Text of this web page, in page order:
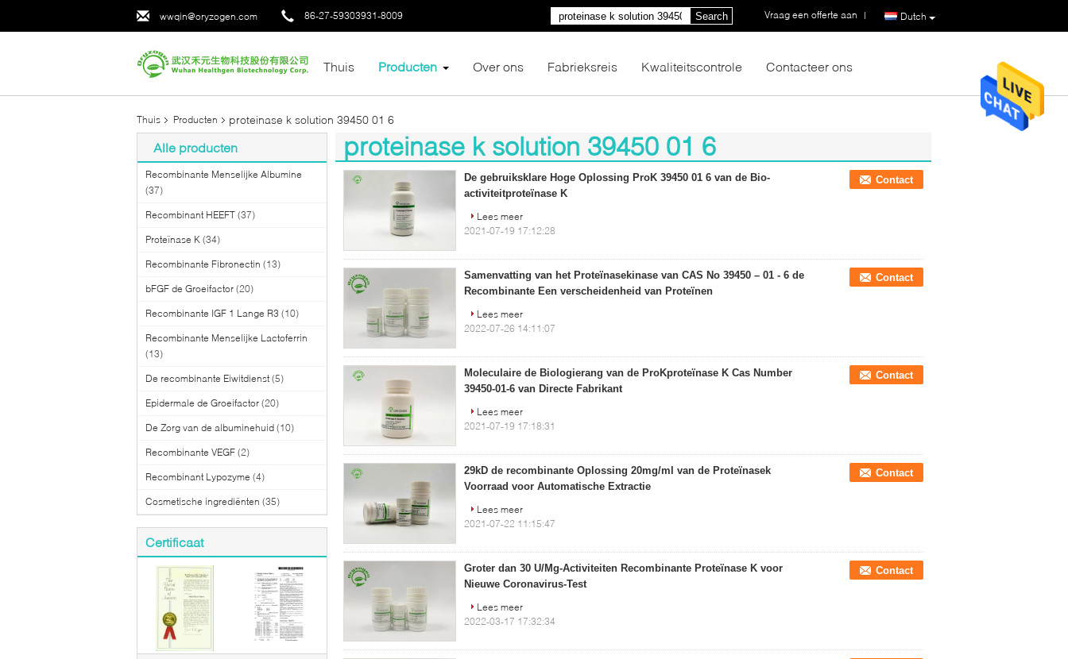
wwqin@oryzogen.com 86-27-59303931-8009 Dutch
Vraag een offerte aan |
Search
Thuis Producten Over ons Fabrieksreis Kwaliteitscontrole Contacteer ons
Thuis Producten proteinase k solution 39450 01 6
Alle producten
Recombinante Menselijke Albumine
(37)
Recombinant HEEFT (37)
Proteïnase K (34)
Recombinante Fibronectin (13)
bFGF de Groeifactor (20)
Recombinante IGF 1 Lange R3 (10)
Recombinante Menselijke Lactoferrin
(13)
De recombinante Eiwitdienst (5)
Epidermale de Groeifactor (20)
De Zorg van de albuminehuid (10)
Recombinante VEGF (2)
Recombinant Lypozyme (4)
Cosmetische ingrediënten (35)
Certificaat
proteinase k solution 39450 01 6
(9)
De gebruiksklare Hoge Oplossing ProK 39450 01 6 van de Bio-
activiteitproteïnase K
Contact
Lees meer
2021-07-19 17:12:28
Samenvatting van het Proteïnasekinase van CAS No 39450 – 01 - 6 de
Recombinante Een verscheidenheid van Proteïnen
Contact
Lees meer
2022-07-26 14:11:07
Moleculaire de Biologierang van de ProKproteïnase K Cas Number
39450-01-6 van Directe Fabrikant
Contact
Lees meer
2021-07-19 17:18:31
29kD de recombinante Oplossing 20mg/ml van de Proteïnasek
Voorraad voor Automatische Extractie
Contact
Lees meer
2021-07-22 11:15:47
Groter dan 30 U/Mg-Activiteiten Recombinante Proteïnase K voor
Nieuwe Coronavirus-Test
Contact
Lees meer
2022-03-17 17:32:34